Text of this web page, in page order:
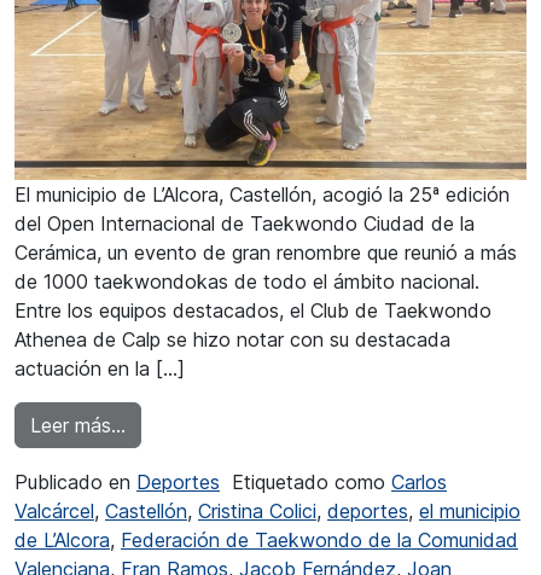
El municipio de L’Alcora, Castellón, acogió la 25ª edición
del Open Internacional de Taekwondo Ciudad de la
Cerámica, un evento de gran renombre que reunió a más
de 1000 taekwondokas de todo el ámbito nacional.
Entre los equipos destacados, el Club de Taekwondo
Athenea de Calp se hizo notar con su destacada
actuación en la […]
Leer más…
Publicado en Deportes Etiquetado como Carlos
Valcárcel, Castellón, Cristina Colici, deportes, el municipio
de L’Alcora, Federación de Taekwondo de la Comunidad
Valenciana, Fran Ramos, Jacob Fernández, Joan